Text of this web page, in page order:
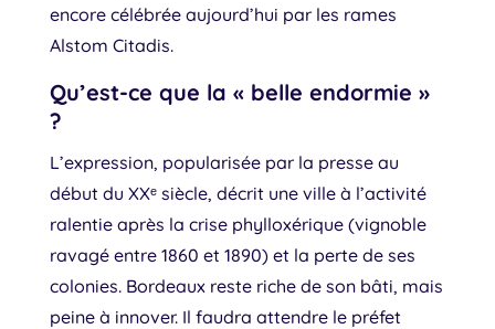
encore célébrée aujourd’hui par les rames
Alstom Citadis.
Qu’est-ce que la « belle endormie »
?
L’expression, popularisée par la presse au
début du XXᵉ siècle, décrit une ville à l’activité
ralentie après la crise phylloxérique (vignoble
ravagé entre 1860 et 1890) et la perte de ses
colonies. Bordeaux reste riche de son bâti, mais
peine à innover. Il faudra attendre le préfet